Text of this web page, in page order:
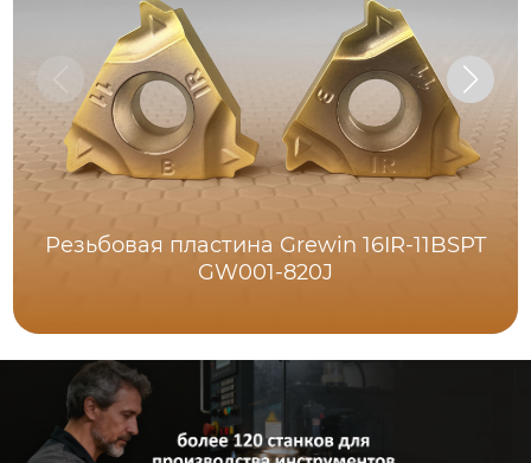
Резьбовая пластина Grewin 16IR-11BSPT
GW001-820J